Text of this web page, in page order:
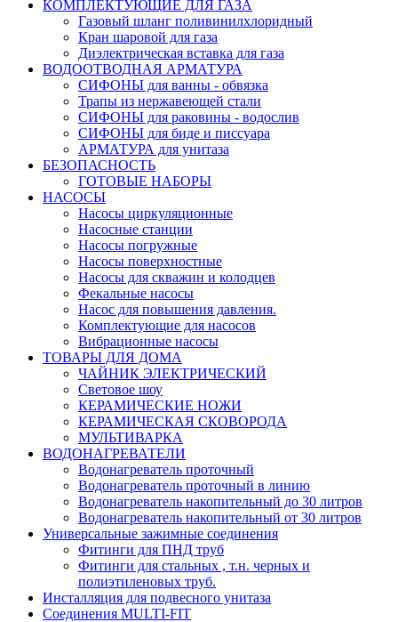
КОМПЛЕКТУЮЩИЕ ДЛЯ ГАЗА
Газовый шланг поливинилхлоридный
Кран шаровой для газа
Диэлектрическая вставка для газа
ВОДООТВОДНАЯ АРМАТУРА
СИФОНЫ для ванны - обвязка
Трапы из нержавеющей стали
СИФОНЫ для раковины - водослив
СИФОНЫ для биде и писсуара
АРМАТУРА для унитаза
БЕЗОПАСНОСТЬ
ГОТОВЫЕ НАБОРЫ
НАСОСЫ
Насосы циркуляционные
Насосные станции
Насосы погружные
Насосы поверхностные
Насосы для скважин и колодцев
Фекальные насосы
Насос для повышения давления.
Комплектующие для насосов
Вибрационные насосы
ТОВАРЫ ДЛЯ ДОМА
ЧАЙНИК ЭЛЕКТРИЧЕСКИЙ
Световое шоу
КЕРАМИЧЕСКИЕ НОЖИ
КЕРАМИЧЕСКАЯ СКОВОРОДА
МУЛЬТИВАРКА
ВОДОНАГРЕВАТЕЛИ
Водонагреватель проточный
Водонагреватель проточный в линию
Водонагреватель накопительный до 30 литров
Водонагреватель накопительный от 30 литров
Универсальные зажимные соединения
Фитинги для ПНД труб
Фитинги для стальных , т.н. черных и
полиэтиленовых труб.
Инсталляция для подвесного унитаза
Соединения MULTI-FIT